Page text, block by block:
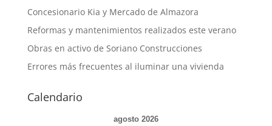
Concesionario Kia y Mercado de Almazora
Reformas y mantenimientos realizados este verano
Obras en activo de Soriano Construcciones
Errores más frecuentes al iluminar una vivienda
Calendario
agosto 2026